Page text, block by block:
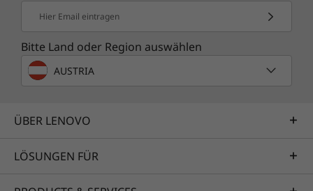
Hier Email eintragen
Bitte Land oder Region auswählen
AUSTRIA
ÜBER LENOVO
LÖSUNGEN FÜR